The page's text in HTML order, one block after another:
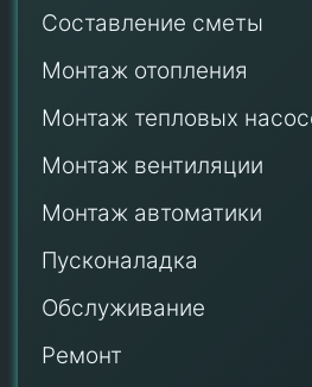
Составление сметы
Монтаж отопления
Монтаж тепловых
Монтаж вентиляции
Монтаж автоматики
Пусконаладка
Обслуживание
Ремонт